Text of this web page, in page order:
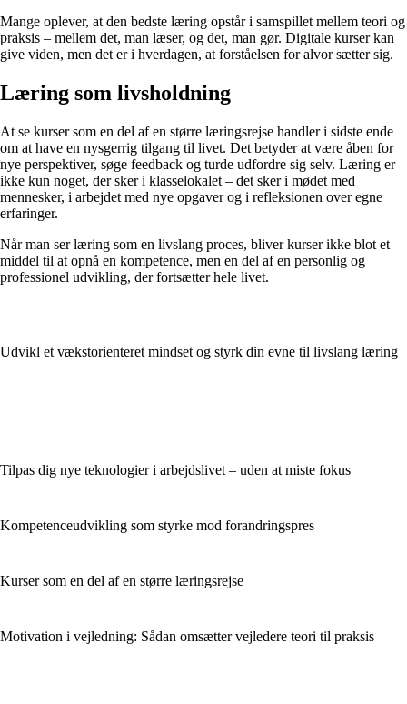
Mange oplever, at den bedste læring opstår i samspillet mellem teori og
praksis – mellem det, man læser, og det, man gør. Digitale kurser kan
give viden, men det er i hverdagen, at forståelsen for alvor sætter sig.
Læring som livsholdning
At se kurser som en del af en større læringsrejse handler i sidste ende
om at have en nysgerrig tilgang til livet. Det betyder at være åben for
nye perspektiver, søge feedback og turde udfordre sig selv. Læring er
ikke kun noget, der sker i klasselokalet – det sker i mødet med
mennesker, i arbejdet med nye opgaver og i refleksionen over egne
erfaringer.
Når man ser læring som en livslang proces, bliver kurser ikke blot et
middel til at opnå en kompetence, men en del af en personlig og
professionel udvikling, der fortsætter hele livet.
Udvikl et vækstorienteret mindset og styrk din evne til livslang læring
Tilpas dig nye teknologier i arbejdslivet – uden at miste fokus
Kompetenceudvikling som styrke mod forandringspres
Kurser som en del af en større læringsrejse
Motivation i vejledning: Sådan omsætter vejledere teori til praksis